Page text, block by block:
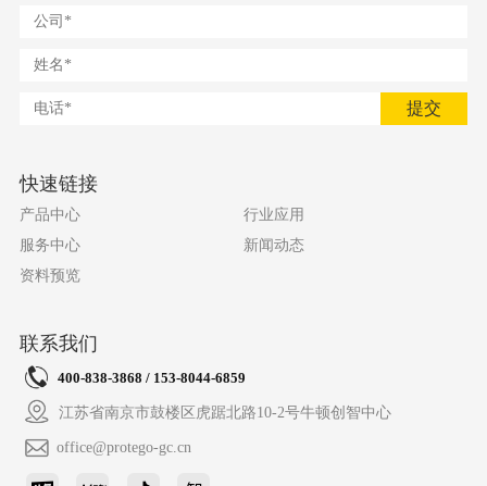
提交
快速链接
产品中心
行业应用
服务中心
新闻动态
资料预览
联系我们
400-838-3868 / 153-8044-6859
江苏省南京市鼓楼区虎踞北路10-2号牛顿创智中心
office@protego-gc.cn